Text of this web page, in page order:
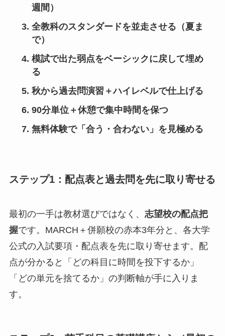
週間）
全教科のスタンダードを並走させる（夏ま
で）
模試で出た弱点をベーシックに戻して埋め
る
秋から過去問演習＋ハイレベルで仕上げる
90分単位＋休憩で集中時間を保つ
無料体験で「合う・合わない」を見極める
ステップ1：配点表と過去問を先に取り寄せる
最初の一手は教材選びではなく、 志望校の配点把
握です。MARCH＋併願校の赤本3年分と、各大学
公式の入試要項・配点表を先に取り寄せます。配
点が分かると「どの科目に時間を投下するか」
「どの単元を捨てるか」の判断軸が手に入りま
す。